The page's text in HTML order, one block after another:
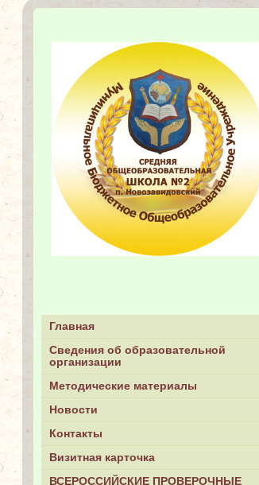
Главная
Сведения об образовательной
организации
Методические материалы
Новости
Контакты
Визитная карточка
ВСЕРОССИЙСКИЕ ПРОВЕРОЧНЫЕ